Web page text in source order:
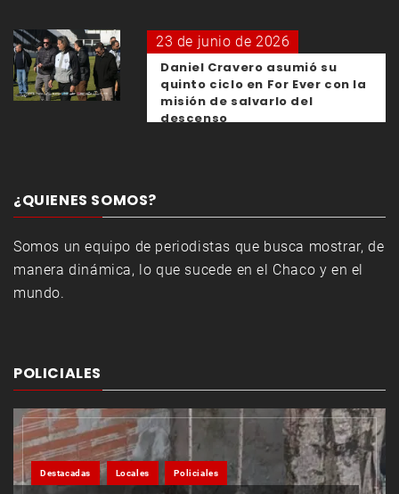
23 de junio de 2026
Daniel Cravero asumió su
quinto ciclo en For Ever con la
misión de salvarlo del
descenso
¿QUIENES SOMOS?
Somos un equipo de periodistas que busca mostrar, de
manera dinámica, lo que sucede en el Chaco y en el
mundo.
POLICIALES
Destacadas Locales Policiales